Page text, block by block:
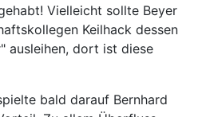
Vielleicht sollte Beyer
Keilhack dessen
ausleihen, dort ist diese
bald darauf Bernhard